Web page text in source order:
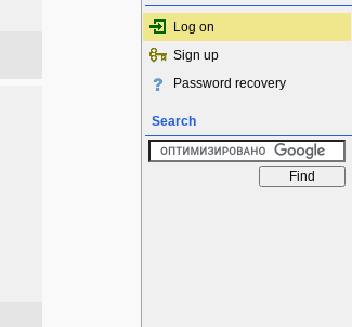
Log on
Sign up
Password recovery
Search